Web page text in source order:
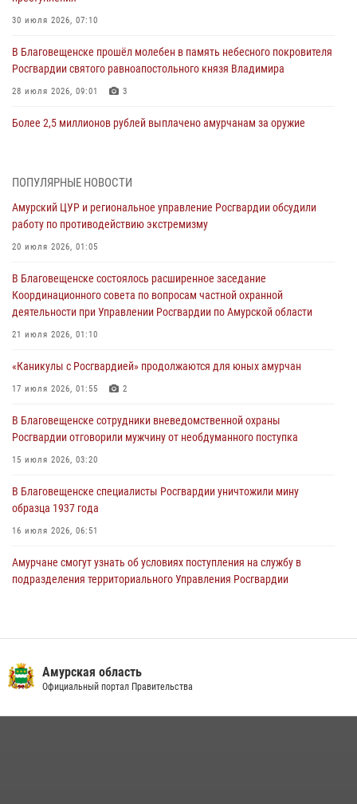
30 июля 2026, 07:10
В Благовещенске прошёл молебен в память небесного покровителя
Росгвардии святого равноапостольного князя Владимира
28 июля 2026, 09:01 3
Более 2,5 миллионов рублей выплачено амурчанам за оружие
Росгвардии Амурской области в период с 20 по 26 июля 2026 года
27 июля 2026, 06:28
охраны
23 июля 2026, 07:49
Амурчане смогут узнать об условиях поступления на службу в
23 июля 2026, 00:00
Координационного совета по вопросам частной охранной
деятельности при Управлении Росгвардии по Амурской области
21 июля 2026, 01:10
ПОПУЛЯРНЫЕ НОВОСТИ
Амурский ЦУР и региональное управление Росгвардии обсудили
работу по противодействию экстремизму
20 июля 2026, 01:05
В Благовещенске состоялось расширенное заседание
Координационного совета по вопросам частной охранной
деятельности при Управлении Росгвардии по Амурской области
21 июля 2026, 01:10
«Каникулы с Росгвардией» продолжаются для юных амурчан
17 июля 2026, 01:55 2
В Благовещенске сотрудники вневедомственной охраны
Росгвардии отговорили мужчину от необдуманного поступка
15 июля 2026, 03:20
В Благовещенске специалисты Росгвардии уничтожили мину
образца 1937 года
16 июля 2026, 06:51
Амурчане смогут узнать об условиях поступления на службу в
подразделения территориального Управления Росгвардии
28 июля 2026, 09:01 3
Амурская область
Официальный портал Правительства